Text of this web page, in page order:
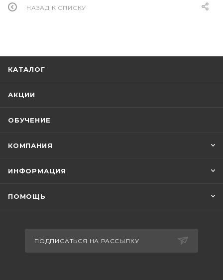
НАЗАД К СПИСКУ
КАТАЛОГ
АКЦИИ
ОБУЧЕНИЕ
КОМПАНИЯ
ИНФОРМАЦИЯ
ПОМОЩЬ
ПОДПИСАТЬСЯ НА РАССЫЛКУ